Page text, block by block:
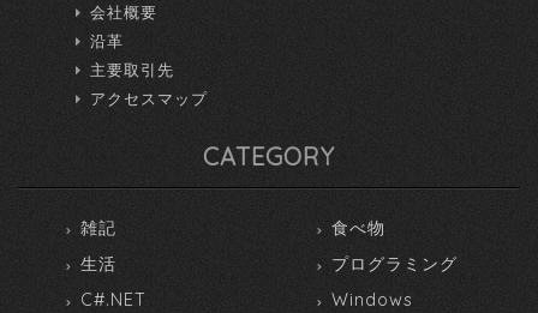
会社概要
沿革
主要取引先
アクセスマップ
CATEGORY
雑記
食べ物
生活
プログラミング
C#.NET
Windows